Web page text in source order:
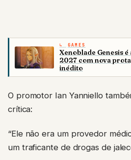
GAMES
Xenoblade Genesis
2027 com nova
inédito
O promotor Ian Yanniello
crítica:
“Ele não era um provedor
um traficante de drogas de